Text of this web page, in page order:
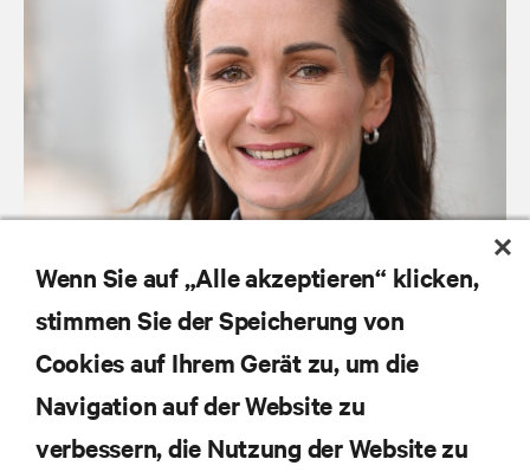
Katja Neumann
Channel SalesDirector– CWE
Wenn Sie auf „Alle akzeptieren“ klicken,
stimmen Sie der Speicherung von
Cookies auf Ihrem Gerät zu, um die
Navigation auf der Website zu
verbessern, die Nutzung der Website zu